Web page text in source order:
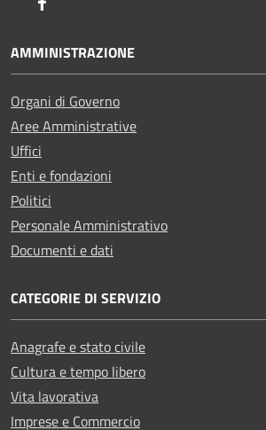
AMMINISTRAZIONE
Organi di Governo
Aree Amministrative
Uffici
Enti e fondazioni
Politici
Personale Amministrativo
Documenti e dati
CATEGORIE DI SERVIZIO
Anagrafe e stato civile
Cultura e tempo libero
Vita lavorativa
Imprese e Commercio